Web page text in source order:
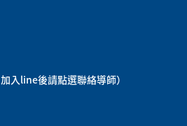
入line後請點選聯絡導師）